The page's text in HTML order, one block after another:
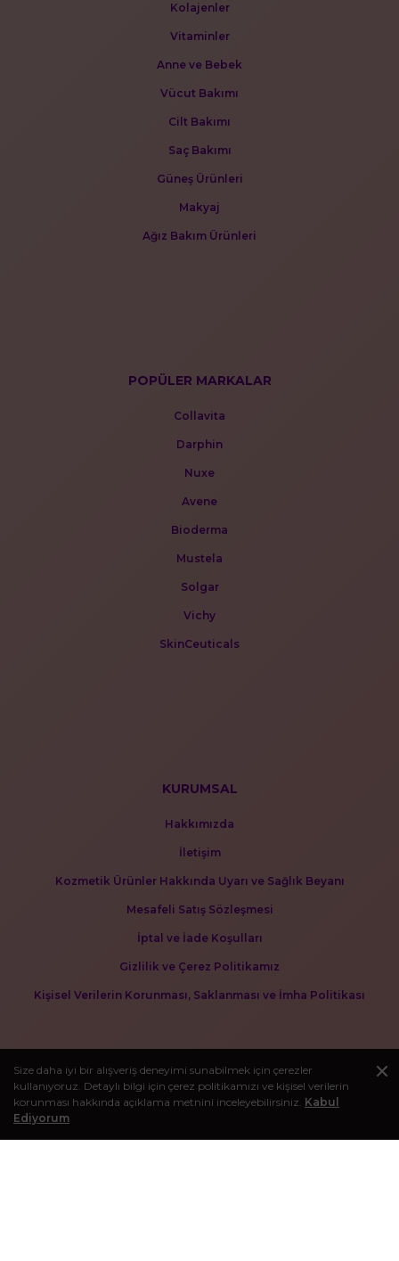
Size daha iyi bir alışveriş deneyimi sunabilmek için çerezler
kullanıyoruz. Detaylı bilgi için çerez politikamızı ve kişisel verilerin
korunması hakkında açıklama metnini inceleyebilirsiniz. Kabul
Ediyorum
Kolajenler
Vitaminler
Anne ve Bebek
Vücut Bakımı
Cilt Bakımı
Saç Bakımı
Güneş Ürünleri
Makyaj
Ağız Bakım Ürünleri
POPÜLER MARKALAR
Collavita
Darphin
Nuxe
Avene
Bioderma
Mustela
Solgar
Vichy
SkinCeuticals
KURUMSAL
Hakkımızda
İletişim
Kozmetik Ürünler Hakkında Uyarı ve Sağlık Beyanı
Mesafeli Satış Sözleşmesi
İptal ve İade Koşulları
Gizlilik ve Çerez Politikamız
Kişisel Verilerin Korunması, Saklanması ve İmha Politikası